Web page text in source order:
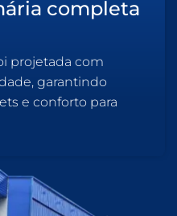
completa
projetada com
garantindo
e conforto para